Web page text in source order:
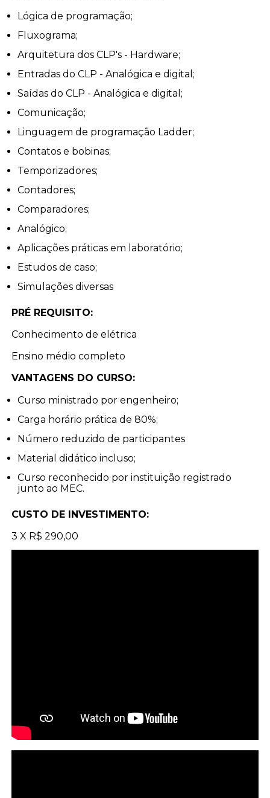
Lógica de programação;
Fluxograma;
Arquitetura dos CLP's - Hardware;
Entradas do CLP - Analógica e digital;
Saídas do CLP - Analógica e digital;
Comunicação;
Linguagem de programação Ladder;
Contatos e bobinas;
Temporizadores;
Contadores;
Comparadores;
Analógico;
Aplicações práticas em laboratório;
Estudos de caso;
Simulações diversas
PRÉ REQUISITO:
Conhecimento de elétrica
Ensino médio completo
VANTAGENS DO CURSO:
Curso ministrado por engenheiro;
Carga horário prática de 80%;
Número reduzido de participantes
Material didático incluso;
Curso reconhecido por instituição registrado
junto ao MEC.
CUSTO DE INVESTIMENTO:
3 X R$ 290,00